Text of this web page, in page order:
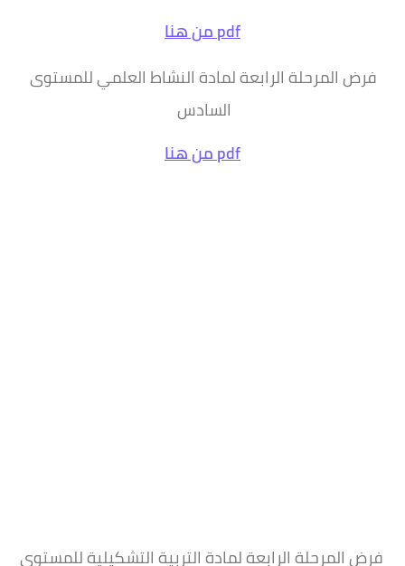
pdf من هنا
فرض المرحلة الرابعة لمادة النشاط العلمي للمستوى
السادس
pdf من هنا
فرض المرحلة الرابعة لمادة التربية التشكيلية للمستوى